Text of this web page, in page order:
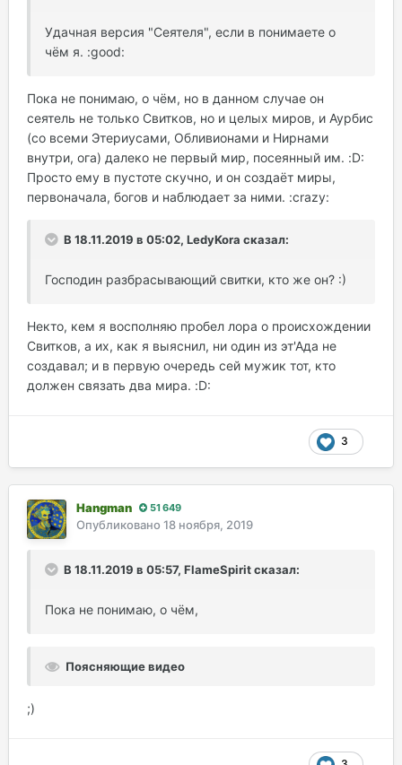
Удачная версия "Сеятеля", если в понимаете о
чём я. :good:
Пока не понимаю, о чём, но в данном случае он
сеятель не только Свитков, но и целых миров, и Аурбис
(со всеми Этериусами, Обливионами и Нирнами
внутри, ога) далеко не первый мир, посеянный им. :D:
Просто ему в пустоте скучно, и он создаёт миры,
первоначала, богов и наблюдает за ними. :crazy:
В 18.11.2019 в 05:02, LedyKora сказал:
Господин разбрасывающий свитки, кто же он? :)
Некто, кем я восполняю пробел лора о происхождении
Свитков, а их, как я выяснил, ни один из эт'Ада не
создавал; и в первую очередь сей мужик тот, кто
должен связать два мира. :D:
3
Hangman 51 649
Опубликовано 18 ноября, 2019
В 18.11.2019 в 05:57, FlameSpirit сказал:
Пока не понимаю, о чём,
Поясняющие видео
;)